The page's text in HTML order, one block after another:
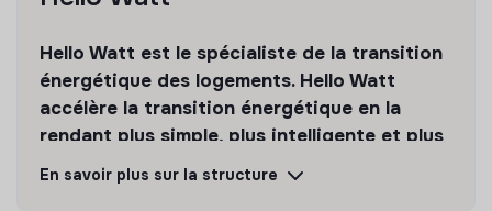
Hello Watt est le spécialiste de la transition
énergétique des logements. Hello Watt
accélère la transition énergétique en la
rendant plus simple, plus intelligente et plus
accessible.
En savoir plus sur la structure